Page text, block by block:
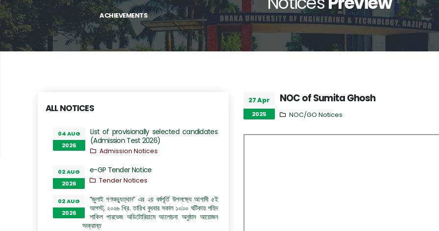
ACHIEVEMENTS
ALL NOTICES
04 AUG
2026
List of provisionally selected candidates
(Admission Test 2026)
Admission Notices
02 AUG
2026
e-GP Tender Notice
Tender Notices
02 AUG
2026
“জুলাই গণঅভ্যুত্থান” এর ২য় বর্ষপূর্তি উপলক্ষ্যে আগামী ৫ই
আগস্ট, ২০২৬ খ্রি. তারিখ বুধবার সকাল ১০:০০ ঘটিকায় শহিদ
শাকিল পারভেজ অডিটোরিয়ামে আলোচনা অনুষ্ঠান আয়োজন
সংক্রান্ত
27 Apr
2025
NOC of Sumita Ghosh
NOC/GO Notices